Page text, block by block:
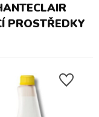
PROSTŘEDKY